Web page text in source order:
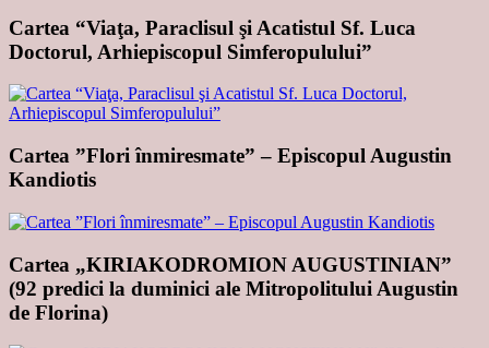
Cartea “Viaţa, Paraclisul şi Acatistul Sf. Luca
Doctorul, Arhiepiscopul Simferopulului”
Cartea ”Flori înmiresmate” – Episcopul Augustin
Kandiotis
Cartea „KIRIAKODROMION AUGUSTINIAN”
(92 predici la duminici ale Mitropolitului Augustin
de Florina)